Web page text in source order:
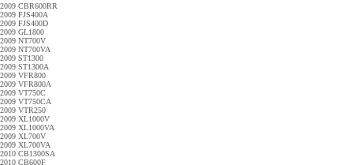
2009 CBR600RR
2009 FJS400A
2009 FJS400D
2009 GL1800
2009 NT700V
2009 NT700VA
2009 ST1300
2009 ST1300A
2009 VFR800
2009 VFR800A
2009 VT750C
2009 VT750CA
2009 VTR250
2009 XL1000V
2009 XL1000VA
2009 XL700V
2009 XL700VA
2010 CB1300SA
2010 CB600F